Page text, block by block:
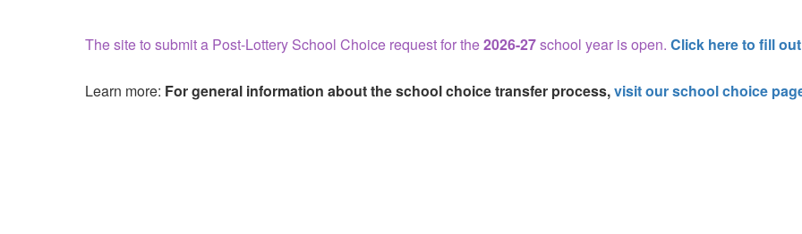
The site to submit a Post-Lottery School Choice request for the2026-27school year is open. Click here to fill
Learn more: For general information about the school choice transfer process,visit our school choice